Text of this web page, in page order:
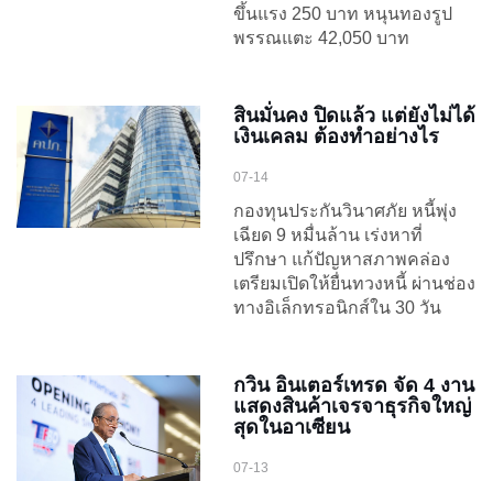
ขึ้นแรง 250 บาท หนุนทองรูป
พรรณแตะ 42,050 บาท
สินมั่นคง ปิดแล้ว แต่ยังไม่ได้
เงินเคลม ต้องทำอย่างไร
07-14
กองทุนประกันวินาศภัย หนี้พุ่ง
เฉียด 9 หมื่นล้าน เร่งหาที่
ปรึกษา แก้ปัญหาสภาพคล่อง
เตรียมเปิดให้ยื่นทวงหนี้ ผ่านช่อง
ทางอิเล็กทรอนิกส์ใน 30 วัน
กวิน อินเตอร์เทรด จัด 4 งาน
แสดงสินค้าเจรจาธุรกิจใหญ่
สุดในอาเซียน
07-13